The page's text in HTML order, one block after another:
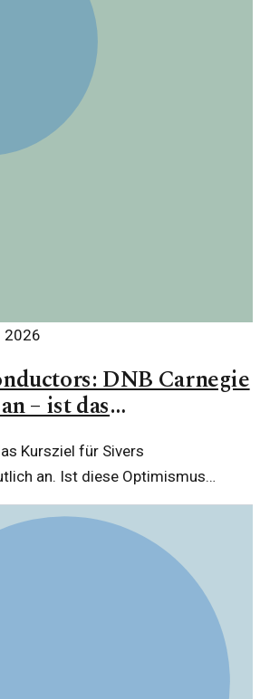
2026
DNB Carnegie
– ist das
Kursziel für Sivers
an. Ist diese Optimismus
kurzfristige Marktreaktion?